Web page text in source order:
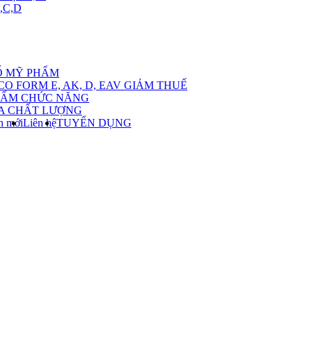
MỸ PHẨM
FORM E, AK, D, EAV GIẢM THUẾ
CHỨC NĂNG
CHẤT LƯỢNG
mớiLiên hệTUYỂN DỤNG